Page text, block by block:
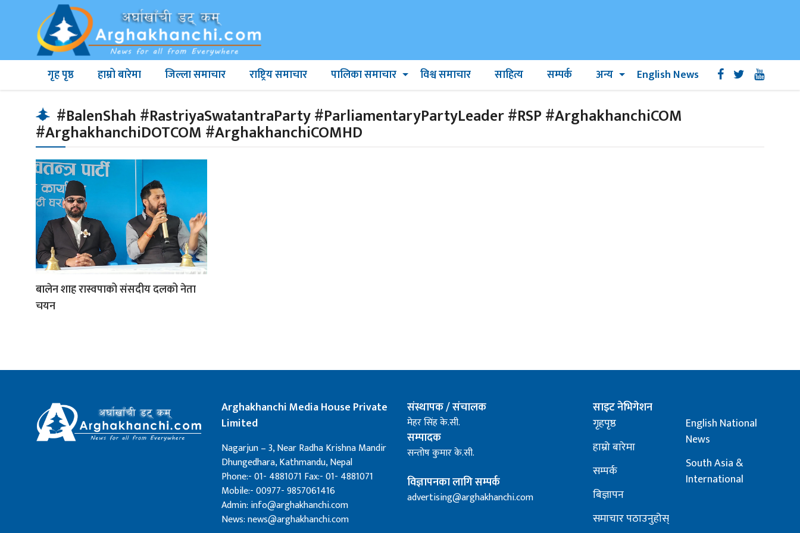
गृह पृष्ठ हाम्रो बारेमा जिल्ला समाचार राष्ट्रिय समाचार पालिका समाचार विश्व समाचार साहित्य सम्पर्क अन्य English News
#BalenShah #RastriyaSwatantraParty #ParliamentaryPartyLeader #RSP #ArghakhanchiCOM
#ArghakhanchiDOTCOM #ArghakhanchiCOMHD
बालेन शाह रास्वपाको संसदीय दलको नेता
चयन
Arghakhanchi Media House Private
Limited
Nagarjun – 3, Near Radha Krishna Mandir
Dhungedhara, Kathmandu, Nepal
Phone:- 01- 4881071 Fax:- 01- 4881071
Mobile:- 00977- 9857061416
Admin: info@arghakhanchi.com
News: news@arghakhanchi.com
संस्थापक / संचालक
मेहर सिंह के.सी.
सम्पादक
सन्तोष कुमार के.सी.
विज्ञापनका लागि सम्पर्क
advertising@arghakhanchi.com
साइट नेभिगेशन
गृहपृष्ठ
हाम्रो बारेमा
सम्पर्क
बिज्ञापन
समाचार पठाउनुहोस्
English National
News
South Asia &
International